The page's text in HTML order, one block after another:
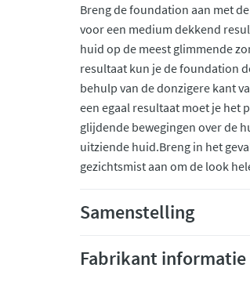
Breng de foundation aan met
voor een medium dekkend
huid op de meest glimmende
resultaat kun je de foundation
behulp van de donzigere kant
een egaal resultaat moet je het
glijdende bewegingen over de
uitziende huid.Breng in het
gezichtsmist aan om de look
Samenstelling
Fabrikant informatie